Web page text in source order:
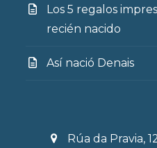
Los 5 regalos
recién nacido
Así nació Denais
Rúa da Pravia,